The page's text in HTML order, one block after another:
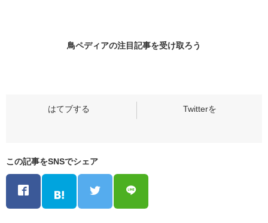
鳥ペディアの注目記事を受け取ろう
この記事をSNSでシェア